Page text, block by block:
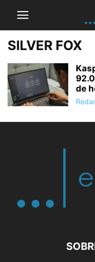
SILVER FOX
de